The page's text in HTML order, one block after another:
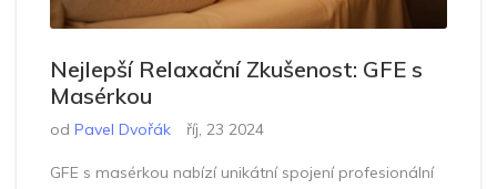
Nejlepší Relaxační Zkušenost: GFE s
Masérkou
od Pavel Dvořák říj, 23 2024
GFE s masérkou nabízí unikátní spojení profesionální